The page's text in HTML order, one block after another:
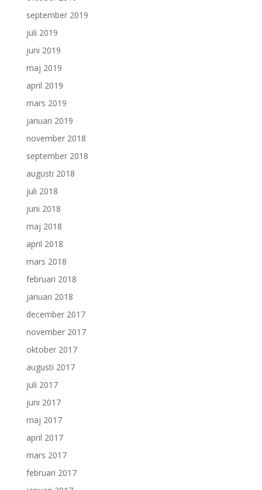
september 2019
juli 2019
juni 2019
maj 2019
april 2019
mars 2019
januari 2019
november 2018
september 2018
augusti 2018
juli 2018
juni 2018
maj 2018
april 2018
mars 2018
februari 2018
januari 2018
december 2017
november 2017
oktober 2017
augusti 2017
juli 2017
juni 2017
maj 2017
april 2017
mars 2017
februari 2017